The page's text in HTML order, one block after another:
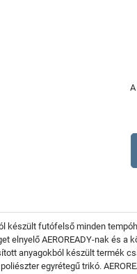
készült futófelső minden
elnyelő AEROREADY-nak és
anyagokból készült termék
egyrétegű trikó.